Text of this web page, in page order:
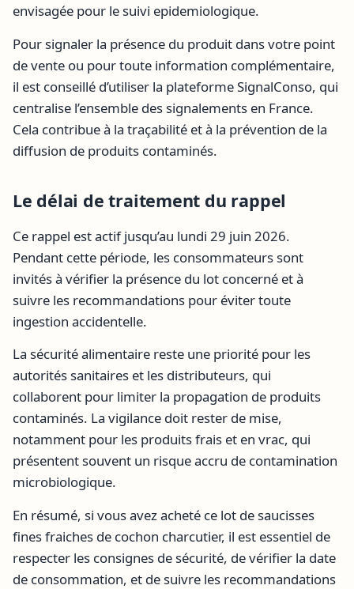
envisagée pour le suivi epidemiologique.
Pour signaler la présence du produit dans votre point
de vente ou pour toute information complémentaire,
il est conseillé d’utiliser la plateforme SignalConso, qui
centralise l’ensemble des signalements en France.
Cela contribue à la traçabilité et à la prévention de la
diffusion de produits contaminés.
Le délai de traitement du rappel
Ce rappel est actif jusqu’au lundi 29 juin 2026.
Pendant cette période, les consommateurs sont
invités à vérifier la présence du lot concerné et à
suivre les recommandations pour éviter toute
ingestion accidentelle.
La sécurité alimentaire reste une priorité pour les
autorités sanitaires et les distributeurs, qui
collaborent pour limiter la propagation de produits
contaminés. La vigilance doit rester de mise,
notamment pour les produits frais et en vrac, qui
présentent souvent un risque accru de contamination
microbiologique.
En résumé, si vous avez acheté ce lot de saucisses
fines fraiches de cochon charcutier, il est essentiel de
respecter les consignes de sécurité, de vérifier la date
de consommation, et de suivre les recommandations